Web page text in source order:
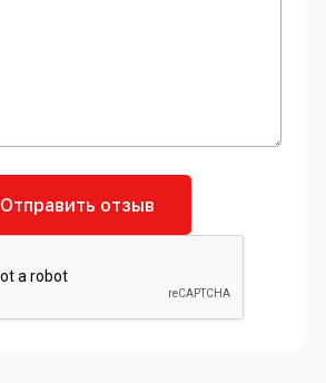
Отправить отзыв